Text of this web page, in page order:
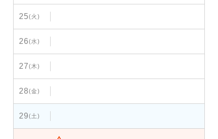
25(火)
26(水)
27(木)
28(金)
29(土)